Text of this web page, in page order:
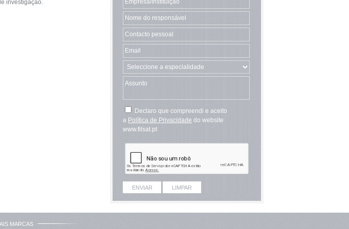
investigação.
Declaro que compreendi e aceito
a Política de Privacidade do website
www.filsat.pt
MARCAS